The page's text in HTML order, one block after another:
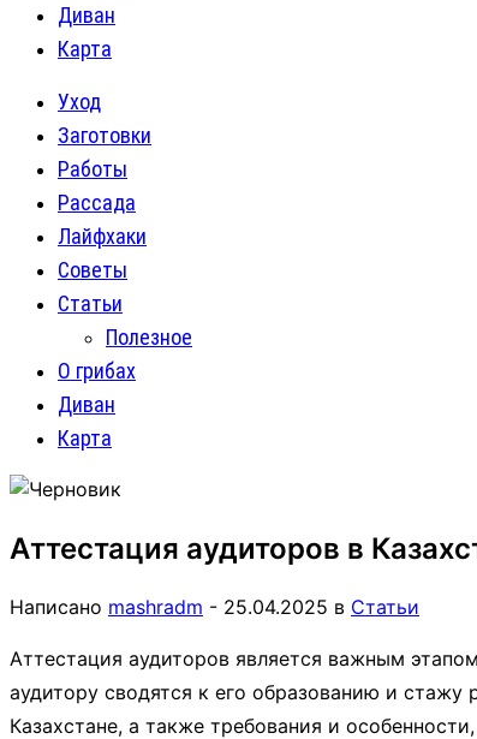
Диван
Карта
Уход
Заготовки
Работы
Рассада
Лайфхаки
Советы
Статьи
Полезное
О грибах
Диван
Карта
Аттестация аудиторов в
Написано mashradm - 25.04.2025 в Статьи
Аттестация аудиторов является важным
аудитору сводятся к его образованию и
Казахстане, а также требования и